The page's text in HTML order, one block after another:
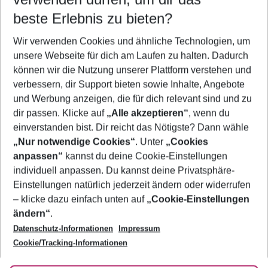
Flug & Hotel Gündogdu
Pauschalreisen Gündogdu
Urlaub Gündogdu
Frübucher Angebote Gündogdu für 2026
Last Minute Gündogdu
Footer
Footer navigation
Über uns
AGB
Bestpreisgarantie
Cookie-Einstellungen ändern
Cookie-Richtlinie
Agenturbetreuung
Barrierefreies Reisen
Folge uns
beste Erlebnis zu bieten?
Wir verwenden Cookies und ähnliche Technologien, um
unsere Webseite für dich am Laufen zu halten. Dadurch
können wir die Nutzung unserer Plattform verstehen und
verbessern, dir Support bieten sowie Inhalte, Angebote
und Werbung anzeigen, die für dich relevant sind und zu
dir passen. Klicke auf „Alle akzeptieren“, wenn du
einverstanden bist. Dir reicht das Nötigste? Dann wähle
„Nur notwendige Cookies“. Unter „Cookies
anpassen“ kannst du deine Cookie-Einstellungen
individuell anpassen. Du kannst deine Privatsphäre-
Einstellungen natürlich jederzeit ändern oder widerrufen
– klicke dazu einfach unten auf „Cookie-Einstellungen
ändern“.
Datenschutz-Informationen
Impressum
Cookie/Tracking-Informationen